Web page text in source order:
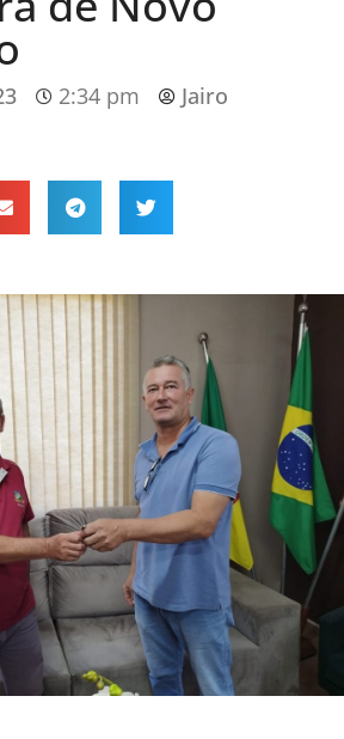
2:34 pm Jairo